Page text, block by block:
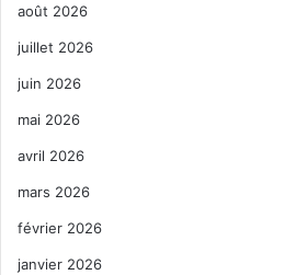
août 2026
juillet 2026
juin 2026
mai 2026
avril 2026
mars 2026
février 2026
janvier 2026